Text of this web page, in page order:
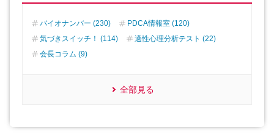
バイオナンバー (230)
PDCA情報室 (120)
気づきスイッチ！ (114)
適性心理分析テスト (22)
会長コラム (9)
全部見る